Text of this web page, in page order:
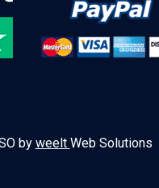
by weelt Web Solutions